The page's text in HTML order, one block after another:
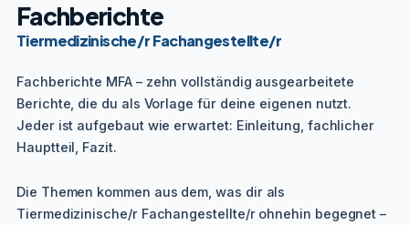
Fachberichte
Tiermedizinische/r Fachangestellte/r
Fachberichte MFA – zehn vollständig ausgearbeitete
Berichte, die du als Vorlage für deine eigenen nutzt.
Jeder ist aufgebaut wie erwartet: Einleitung, fachlicher
Hauptteil, Fazit.
Die Themen kommen aus dem, was dir als
Tiermedizinische/r Fachangestellte/r ohnehin begegnet –